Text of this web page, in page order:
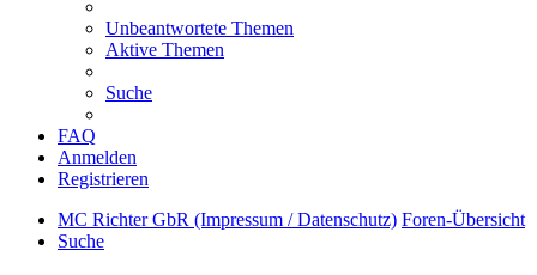
Unbeantwortete Themen
Aktive Themen
Suche
FAQ
Anmelden
Registrieren
MC Richter GbR (Impressum / Datenschutz) Foren-Übersicht
Suche